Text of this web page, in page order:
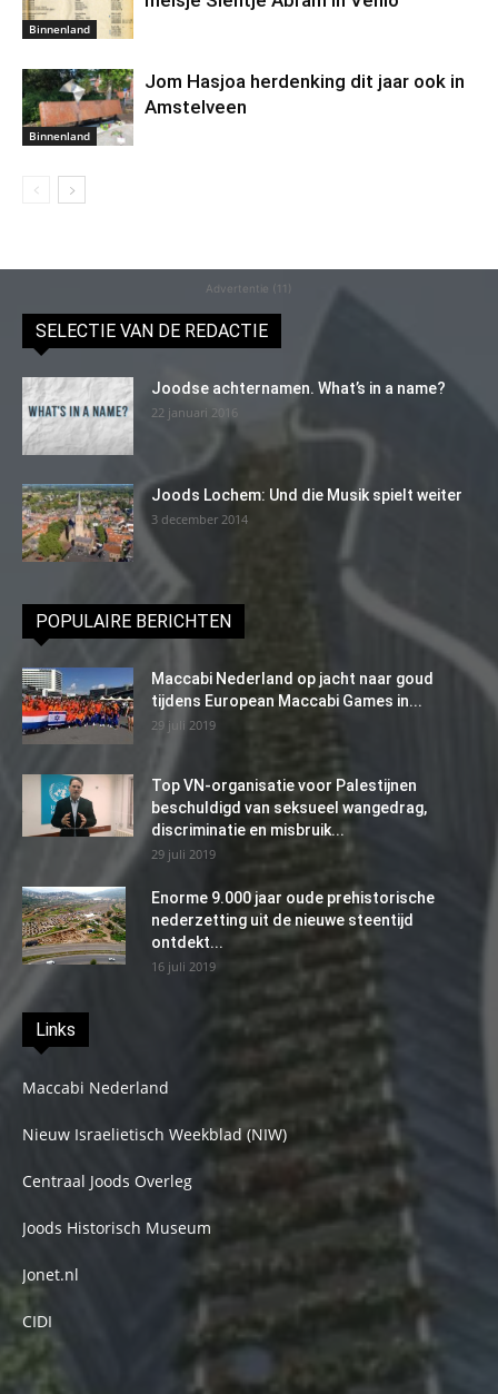
Binnenland
Binnenland
Jom Hasjoa herdenking dit jaar ook in
Amstelveen
Advertentie (11)
SELECTIE VAN DE REDACTIE
Joodse achternamen. What’s in a name?
22 januari 2016
Joods Lochem: Und die Musik spielt weiter
3 december 2014
POPULAIRE BERICHTEN
Maccabi Nederland op jacht naar goud
tijdens European Maccabi Games in...
29 juli 2019
Top VN-organisatie voor Palestijnen
beschuldigd van seksueel wangedrag,
discriminatie en misbruik...
29 juli 2019
Enorme 9.000 jaar oude prehistorische
nederzetting uit de nieuwe steentijd
ontdekt...
16 juli 2019
Links
Maccabi Nederland
Nieuw Israelietisch Weekblad (NIW)
Centraal Joods Overleg
Joods Historisch Museum
Jonet.nl
CIDI